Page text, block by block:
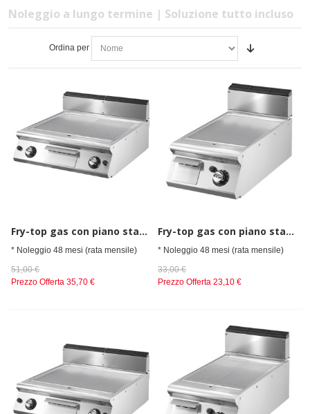
Noleggio a lungo termine | Soluzione tutto incluso
Ordina per
Fry-top gas con piano stampato piastra 2/3 liscia e 1/3 rigata da banco
* Noleggio 48 mesi (rata mensile)
51,00 €
Prezzo Offerta 35,70 €
Fry-top gas con piano stampato piastra liscia da banco
* Noleggio 48 mesi (rata mensile)
33,00 €
Prezzo Offerta 23,10 €